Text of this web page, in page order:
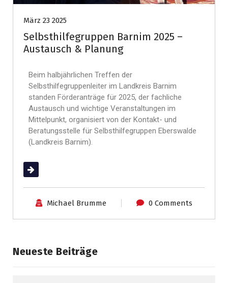
März 23 2025
Selbsthilfegruppen Barnim 2025 –
Austausch & Planung
Beim halbjährlichen Treffen der
Selbsthilfegruppenleiter im Landkreis Barnim
standen Förderanträge für 2025, der fachliche
Austausch und wichtige Veranstaltungen im
Mittelpunkt, organisiert von der Kontakt- und
Beratungsstelle für Selbsthilfegruppen Eberswalde
(Landkreis Barnim).
(mehr …)
Michael Brumme 0 Comments
Neueste Beiträge